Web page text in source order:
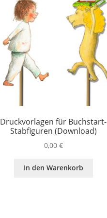
Druckvorlagen für Buchstart-
Stabfiguren (Download)
0,00 €
In den Warenkorb